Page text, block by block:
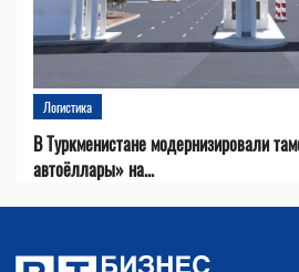
Логистика
В Туркменистане модернизировали
автоёллары» на...